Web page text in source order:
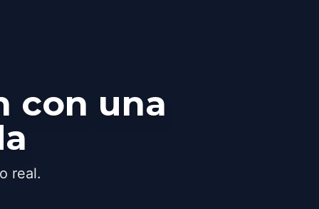
con una
real.